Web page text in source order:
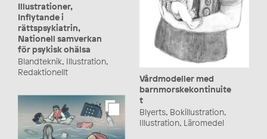
Vårdmodeller med
barnmorskekontinuite
t
Blyerts, Bokillustration,
Illustration, Läromedel
Illustrationer,
Inflytande i
rättspsykiatrin,
Nationell samverkan
för psykisk ohälsa
Blandteknik, Illustration,
Redaktionellt